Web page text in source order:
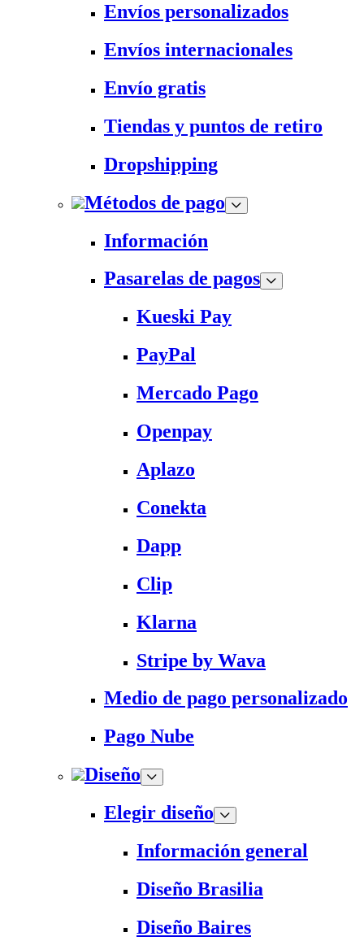
Envíos personalizados
Envíos internacionales
Envío gratis
Tiendas y puntos de retiro
Dropshipping
Métodos de pago
Información
Pasarelas de pagos
Kueski Pay
PayPal
Mercado Pago
Openpay
Aplazo
Conekta
Dapp
Clip
Klarna
Stripe by Wava
Medio de pago personalizado
Pago Nube
Diseño
Elegir diseño
Información general
Diseño Brasilia
Diseño Baires